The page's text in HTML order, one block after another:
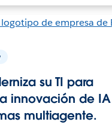
su TI para
innovación de
multiagente.